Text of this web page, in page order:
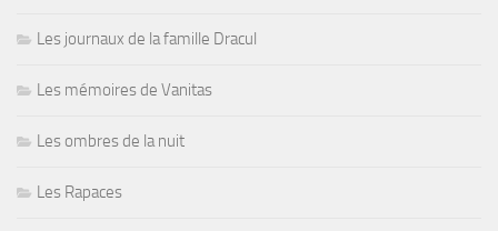
Les journaux de la famille Dracul
Les mémoires de Vanitas
Les ombres de la nuit
Les Rapaces